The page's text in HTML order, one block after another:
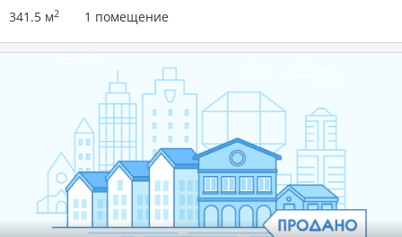
341.5 м2 1 помещение